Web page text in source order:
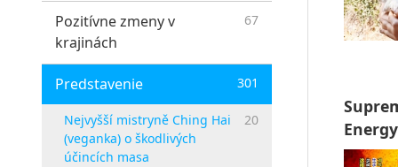
Pozitívne zmeny v
krajinách
67
Predstavenie 301
Nejvyšší mistryně Ching Hai
(veganka) o škodlivých
účincích masa
20
Energy